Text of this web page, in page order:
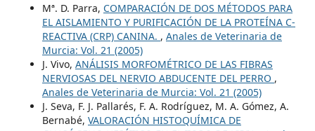
Mª. D. Parra, COMPARACIÓN DE DOS MÉTODOS PARA
EL AISLAMIENTO Y PURIFICACIÓN DE LA PROTEÍNA C-
REACTIVA (CRP) CANINA. , Anales de Veterinaria de
Murcia: Vol. 21 (2005)
J. Vivo, ANÁLISIS MORFOMÉTRICO DE LAS FIBRAS
NERVIOSAS DEL NERVIO ABDUCENTE DEL PERRO ,
Anales de Veterinaria de Murcia: Vol. 21 (2005)
J. Seva, F. J. Pallarés, F. A. Rodríguez, M. A. Gómez, A.
Bernabé, VALORACIÓN HISTOQUÍMICA DE